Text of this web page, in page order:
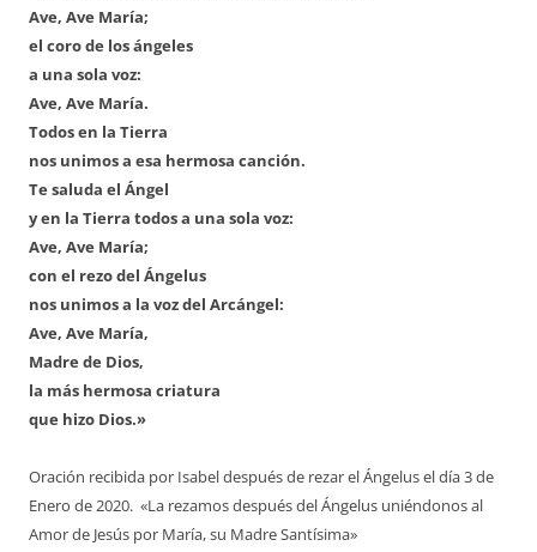
Ave, Ave María;
el coro de los ángeles
a una sola voz:
Ave, Ave María.
Todos en la Tierra
nos unimos a esa hermosa canción.
Te saluda el Ángel
y en la Tierra todos a una sola voz:
Ave, Ave María;
con el rezo del Ángelus
nos unimos a la voz del Arcángel:
Ave, Ave María,
Madre de Dios,
la más hermosa criatura
que hizo Dios.»
Oración recibida por Isabel después de rezar el Ángelus el día 3 de
Enero de 2020. «La rezamos después del Ángelus uniéndonos al
Amor de Jesús por María, su Madre Santísima»